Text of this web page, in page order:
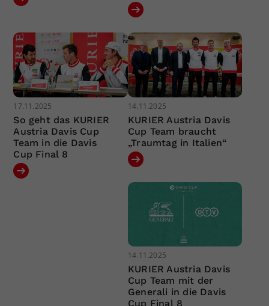
17.11.2025
So geht das KURIER
Austria Davis Cup
Team in die Davis
Cup Final 8
14.11.2025
KURIER Austria Davis
Cup Team braucht
„Traumtag in Italien“
14.11.2025
KURIER Austria Davis
Cup Team mit der
Generali in die Davis
Cup Final 8